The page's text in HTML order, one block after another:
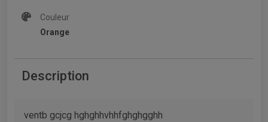
Couleur
Orange
Description
ventb gcjcg hghghhvhhfghghgghh